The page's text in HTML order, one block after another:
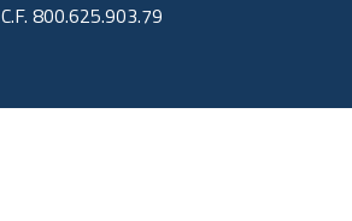
C.F. 800.625.903.79